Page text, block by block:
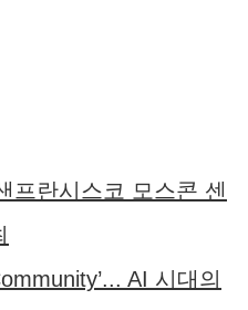
프란시스코 모스콘 센
AI 시대의